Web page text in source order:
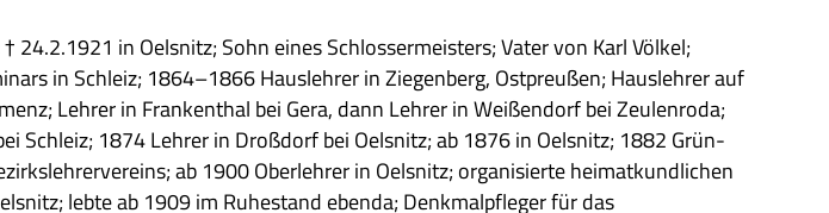
24.2.1921 in Oelsnitz; Sohn eines Schlos­ser­mei­sters; Vater von Karl Völ­kel;
in Schleiz; 1864–1866 Haus­leh­rer in Zie­gen­berg, Ost­preu­ßen; Haus­leh­rer auf
Leh­rer in Fran­ken­thal bei Gera, dann Leh­rer in Wei­ßen­dorf bei Zeu­len­roda;
Schleiz; 1874 Leh­rer in Droß­dorf bei Oelsnitz; ab 1876 in Oelsnitz; 1882 Grün­
ab 1900 Ober­leh­rer in Oelsnitz; orga­ni­sierte hei­mat­kund­li­chen
lebte ab 1909 im Ruhe­stand ebenda; Denk­mal­pfle­ger für das